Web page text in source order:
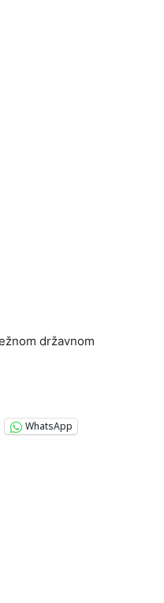
državnom
WhatsApp